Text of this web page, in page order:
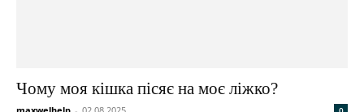
Чому моя кішка пісяє на моє ліжко?